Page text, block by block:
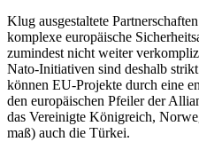
Klug ausgestaltete
komplexe europäische
zumindest nicht weiter
Nato-Initiativen sind deshalb
können EU-Projekte durch eine
den euro­päischen Pfeiler der
das Vereinigte Königreich,
maß) auch die Türkei.